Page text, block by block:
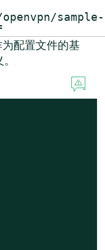
sample-
配置文件的基